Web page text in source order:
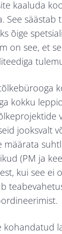
kaaluda
See säästab
õige
on see, et
kokku
jooksvalt
määrata
(PM ja
kui see ei
kohandatud